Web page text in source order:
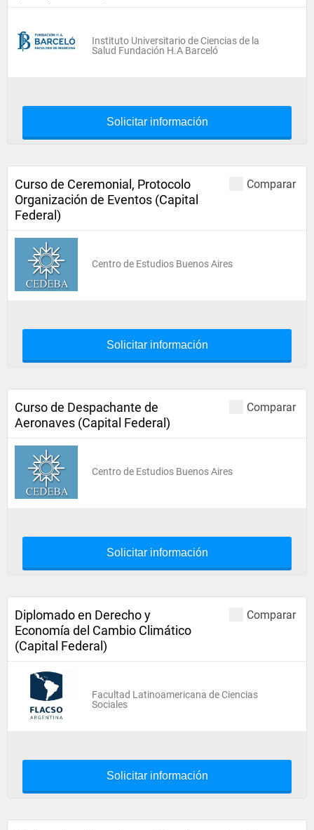
Instituto Universitario de Ciencias de la
Salud Fundación H.A Barceló
Solicitar información
Comparar
Curso de Ceremonial, Protocolo
Organización de Eventos (Capital
Federal)
Centro de Estudios Buenos Aires
Solicitar información
Comparar
Curso de Despachante de
Aeronaves (Capital Federal)
Centro de Estudios Buenos Aires
Solicitar información
Comparar
Diplomado en Derecho y
Economía del Cambio Climático
(Capital Federal)
Facultad Latinoamericana de Ciencias
Sociales
Solicitar información